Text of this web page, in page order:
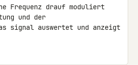
Frequenz drauf moduliert
und der
signal auswertet und anzeigt